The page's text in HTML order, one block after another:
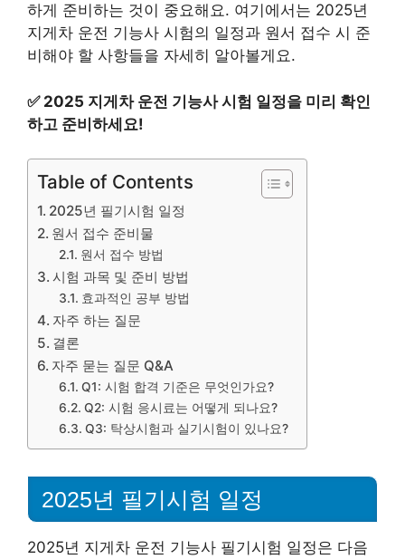
하게 준비하는 것이 중요해요. 여기에서는 2025년
지게차 운전 기능사 시험의 일정과 원서 접수 시 준
비해야 할 사항들을 자세히 알아볼게요.
✅ 2025 지게차 운전 기능사 시험 일정을 미리 확인
하고 준비하세요!
Table of Contents
2025년 필기시험 일정
원서 접수 준비물
원서 접수 방법
시험 과목 및 준비 방법
효과적인 공부 방법
자주 하는 질문
결론
자주 묻는 질문 Q&A
Q1: 시험 합격 기준은 무엇인가요?
Q2: 시험 응시료는 어떻게 되나요?
Q3: 탁상시험과 실기시험이 있나요?
2025년 필기시험 일정
2025년 지게차 운전 기능사 필기시험 일정은 다음